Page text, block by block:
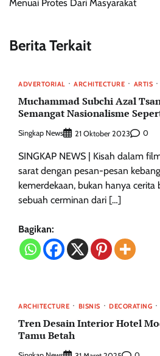
Menuai Protes Dari Masyarakat
Berita Terkait
ADVERTORIAL ARCHITECTURE ARTIS
Muchammad Subchi Azal
Semangat Nasionalisme
Singkap News 21 Oktober 2023 0
SINGKAP NEWS | Kisah dalam
sarat dengan pesan-pesan
kemerdekaan, bukan hanya cerita
sebuah cerminan dari […]
Bagikan:
ARCHITECTURE BISNIS DECORATING
Tren Desain Interior Hotel
Tamu Betah